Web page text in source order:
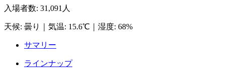
入場者数: 31,091人
天候: 曇り 気温: 15.6℃ 湿度: 68%
サマリー
ラインナップ